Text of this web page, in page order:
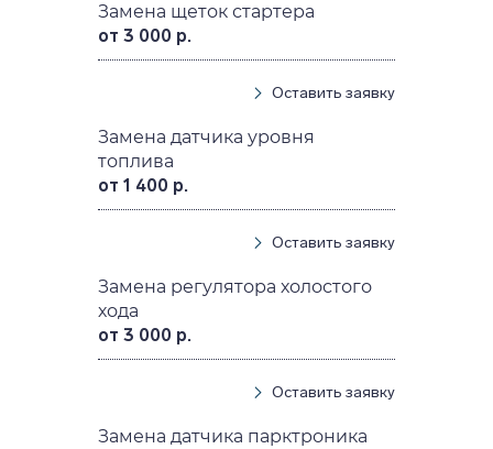
Замена щеток стартера
от 3 000 р.
Оставить заявку
Замена датчика уровня
топлива
от 1 400 р.
Оставить заявку
Замена регулятора холостого
хода
от 3 000 р.
Оставить заявку
Замена датчика парктроника